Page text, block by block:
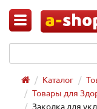
Каталог
Товары для
Заколка для